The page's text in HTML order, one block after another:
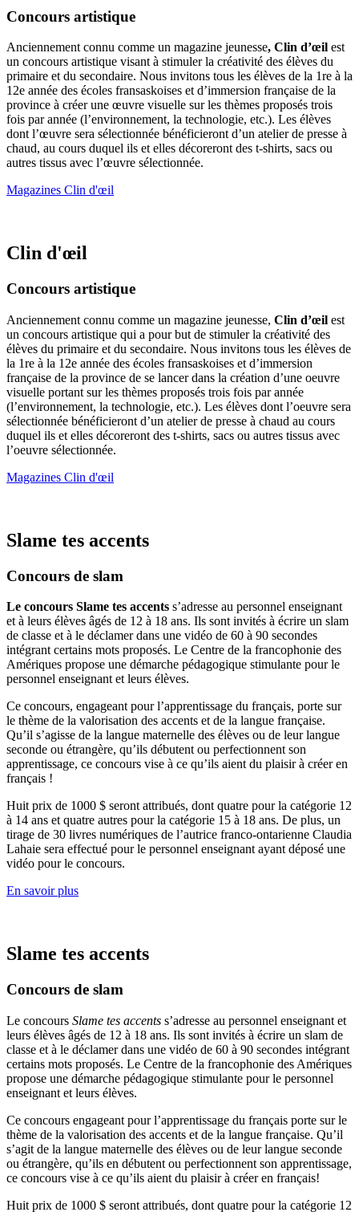
Concours artistique
Anciennement connu comme un magazine jeunesse, Clin d’œil est
un concours artistique visant à stimuler la créativité des élèves du
primaire et du secondaire. Nous invitons tous les élèves de la 1re à la
12e année des écoles fransaskoises et d’immersion française de la
province à créer une œuvre visuelle sur les thèmes proposés trois
fois par année (l’environnement, la technologie, etc.). Les élèves
dont l’œuvre sera sélectionnée bénéficieront d’un atelier de presse à
chaud, au cours duquel ils et elles décoreront des t-shirts, sacs ou
autres tissus avec l’œuvre sélectionnée.
Magazines Clin d'œil
Clin d'œil
Concours artistique
Anciennement connu comme un magazine jeunesse, Clin d’œil est
un concours artistique qui a pour but de stimuler la créativité des
élèves du primaire et du secondaire. Nous invitons tous les élèves de
la 1re à la 12e année des écoles fransaskoises et d’immersion
française de la province de se lancer dans la création d’une oeuvre
visuelle portant sur les thèmes proposés trois fois par année
(l’environnement, la technologie, etc.). Les élèves dont l’oeuvre sera
sélectionnée bénéficieront d’un atelier de presse à chaud au cours
duquel ils et elles décoreront des t-shirts, sacs ou autres tissus avec
l’oeuvre sélectionnée.
Magazines Clin d'œil
Slame tes accents
Concours de slam
Le concours Slame tes accents s’adresse au personnel enseignant
et à leurs élèves âgés de 12 à 18 ans. Ils sont invités à écrire un slam
de classe et à le déclamer dans une vidéo de 60 à 90 secondes
intégrant certains mots proposés. Le Centre de la francophonie des
Amériques propose une démarche pédagogique stimulante pour le
personnel enseignant et leurs élèves.
Ce concours, engageant pour l’apprentissage du français, porte sur
le thème de la valorisation des accents et de la langue française.
Qu’il s’agisse de la langue maternelle des élèves ou de leur langue
seconde ou étrangère, qu’ils débutent ou perfectionnent son
apprentissage, ce concours vise à ce qu’ils aient du plaisir à créer en
français !
Huit prix de 1000 $ seront attribués, dont quatre pour la catégorie 12
à 14 ans et quatre autres pour la catégorie 15 à 18 ans. De plus, un
tirage de 30 livres numériques de l’autrice franco-ontarienne Claudia
Lahaie sera effectué pour le personnel enseignant ayant déposé une
vidéo pour le concours.
En savoir plus
Slame tes accents
Concours de slam
Le concours Slame tes accents s’adresse au personnel enseignant et
leurs élèves âgés de 12 à 18 ans. Ils sont invités à écrire un slam de
classe et à le déclamer dans une vidéo de 60 à 90 secondes intégrant
certains mots proposés. Le Centre de la francophonie des Amériques
propose une démarche pédagogique stimulante pour le personnel
enseignant et leurs élèves.
Ce concours engageant pour l’apprentissage du français porte sur le
thème de la valorisation des accents et de la langue française. Qu’il
s’agit de la langue maternelle des élèves ou de leur langue seconde
ou étrangère, qu’ils en débutent ou perfectionnent son apprentissage,
ce concours vise à ce qu’ils aient du plaisir à créer en français!
Huit prix de 1000 $ seront attribués, dont quatre pour la catégorie 12